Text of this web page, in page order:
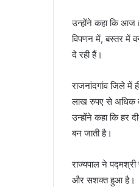
उन्होंने कहा कि आज
विपणन में, बस्तर में
दे रही हैं।
राजनांदगांव जिले में
लाख रुपए से अधिक
उन्होंने कहा कि हर
बन जाती है।
राज्यपाल ने
और सशक्त हुआ है।